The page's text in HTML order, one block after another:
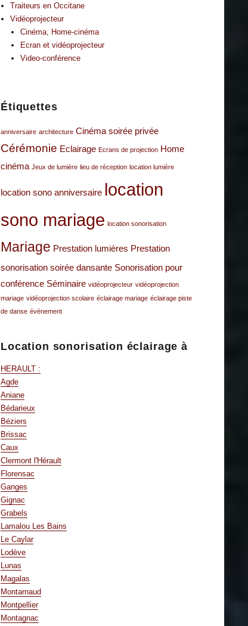
Traiteurs en Occitane
Vidéoprojecteur
Cinéma, Home-cinéma
Ecran et vidéoprojecteur
Video-conférence
Étiquettes
anniversaire architecture Cinéma soirée privée
Cérémonie Eclairage Ecrans de projection Home
cinéma Jeux de lumière lieu de réception location lumière
location sono anniversaire location
sono mariage location sonorisation
Mariage Prestation lumières Prestation
sonorisation soirée dansante Sonorisation pour
conférence Séminaire vidéoprojecteur vidéoprojection
mariage vidéoprojection scolaire éclairage mariage éclairage piste
de danse événement
Location sonorisation éclairage à
HERAULT :
Agde
Aniane
Bédarieux
Béziers
Brissac
Caux
Clermont l'Hérault
Florensac
Ganges
Gignac
Grabels
Lamalou Les Bains
Le Caylar
Lodève
Lunas
Magalas
Montarnaud
Montpellier
Montagnac